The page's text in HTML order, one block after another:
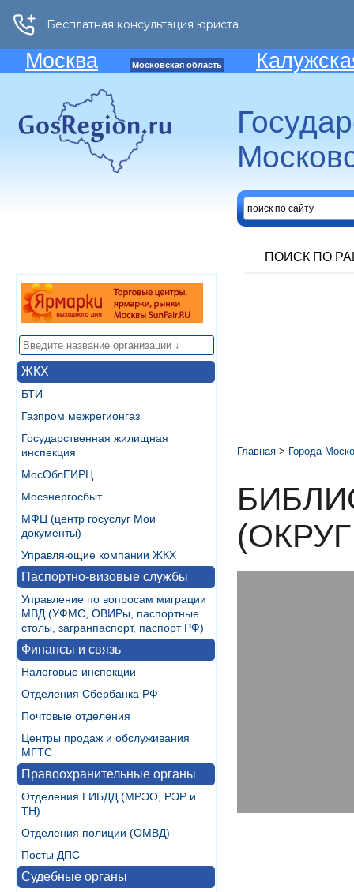
Москва Московская область
ПОИСК ПО
ЖКХ
БТИ
Газпром межрегионгаз
Государственная жилищная
инспекция
МосОблЕИРЦ
Мосэнергосбыт
МФЦ (центр госуслуг Мои
документы)
Управляющие компании ЖКХ
Паспортно-визовые службы
Управление по вопросам миграции
МВД (УФМС, ОВИРы, паспортные
столы, загранпаспорт, паспорт РФ)
Финансы и связь
Налоговые инспекции
Отделения Сбербанка РФ
Почтовые отделения
Центры продаж и обслуживания
МГТС
Правоохранительные органы
Отделения ГИБДД (МРЭО, РЭР и
ТН)
Отделения полиции (ОМВД)
Посты ДПС
Судебные органы
Главная > Города